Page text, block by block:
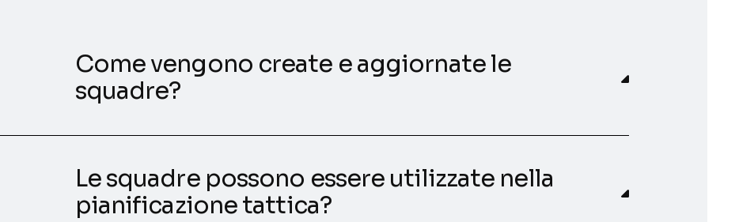
Come vengono create e aggiornate le
squadre?
Le squadre possono essere utilizzate nella
pianificazione tattica?